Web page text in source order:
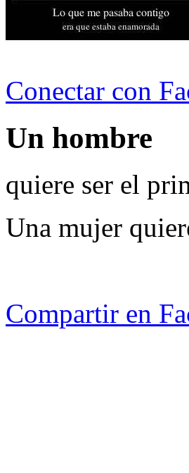
Conectar con
Un hombre
quiere ser el
Una mujer
Compartir en